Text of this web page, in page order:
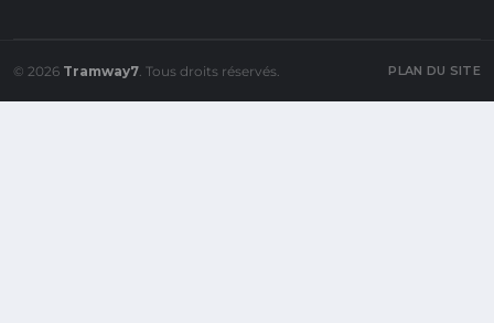
© 2026 Tramway7. Tous droits réservés. PLAN DU SITE